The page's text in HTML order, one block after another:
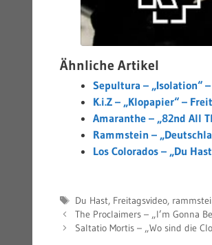
Ähnliche Artikel
Sepultura – „Isolation“
K.i.Z – „Klopapier“ –
Amaranthe – „82nd All
Rammstein –
Los Colorados – „Du
Schlagwörter
Du Hast, Freitagsvideo,
The Proclaimers – „I’m Gonna
Saltatio Mortis – „Wo sind die